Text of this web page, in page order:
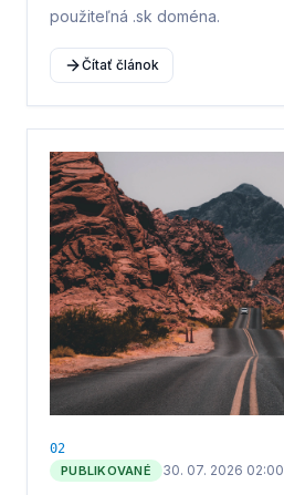
použiteľná .sk doména.
Čítať článok
02
PUBLIKOVANÉ
30. 07. 2026 02:00